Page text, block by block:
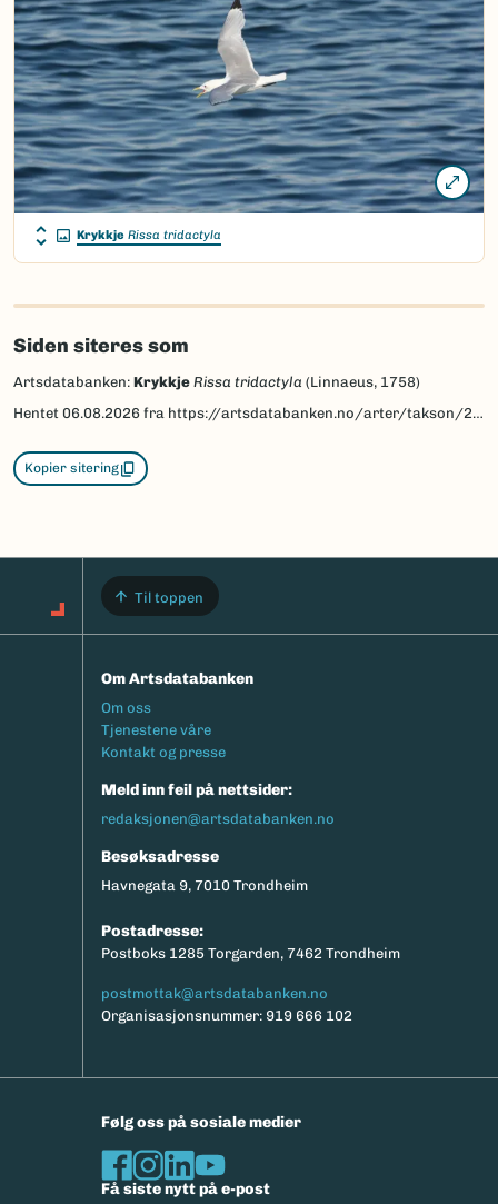
Krykkje Rissa tridactyla
Siden siteres som
Artsdatabanken: Krykkje Rissa tridactyla (Linnaeus, 1758)
Hentet 06.08.2026 fra https://artsdatabanken.no/arter/takson/203546
Kopier sitering
Til toppen
Om Artsdatabanken
Footermeny
Om oss
Tjenestene våre
Kontakt og presse
Meld inn feil på nettsider:
redaksjonen@artsdatabanken.no
Besøksadresse
Havnegata 9, 7010 Trondheim
Postadresse:
Postboks 1285 Torgarden, 7462 Trondheim
postmottak@artsdatabanken.no
Organisasjonsnummer: 919 666 102
Følg oss på sosiale medier
Få siste nytt på e-post